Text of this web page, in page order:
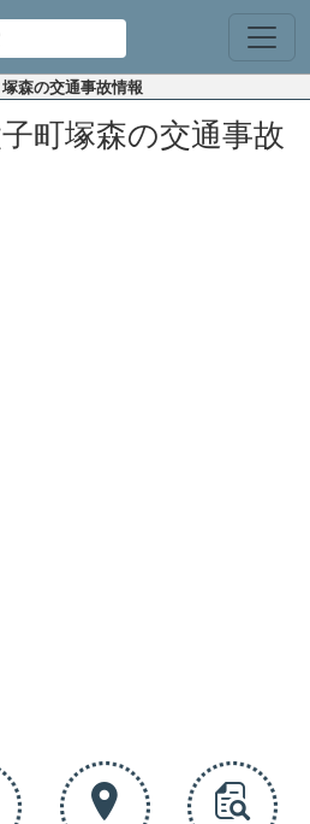
森の交通事故情報
町塚森の交通事故